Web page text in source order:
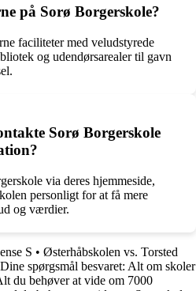
på Sorø Borgerskole?
faciliteter med veludstyrede
og udendørsarealer til gavn
Sorø Borgerskole
via deres hjemmeside,
personligt for at få mere
og værdier.
S • Østerhåbskolen vs. Torsted
Dine spørgsmål besvaret: Alt om skoler
du behøver at vide om 7000